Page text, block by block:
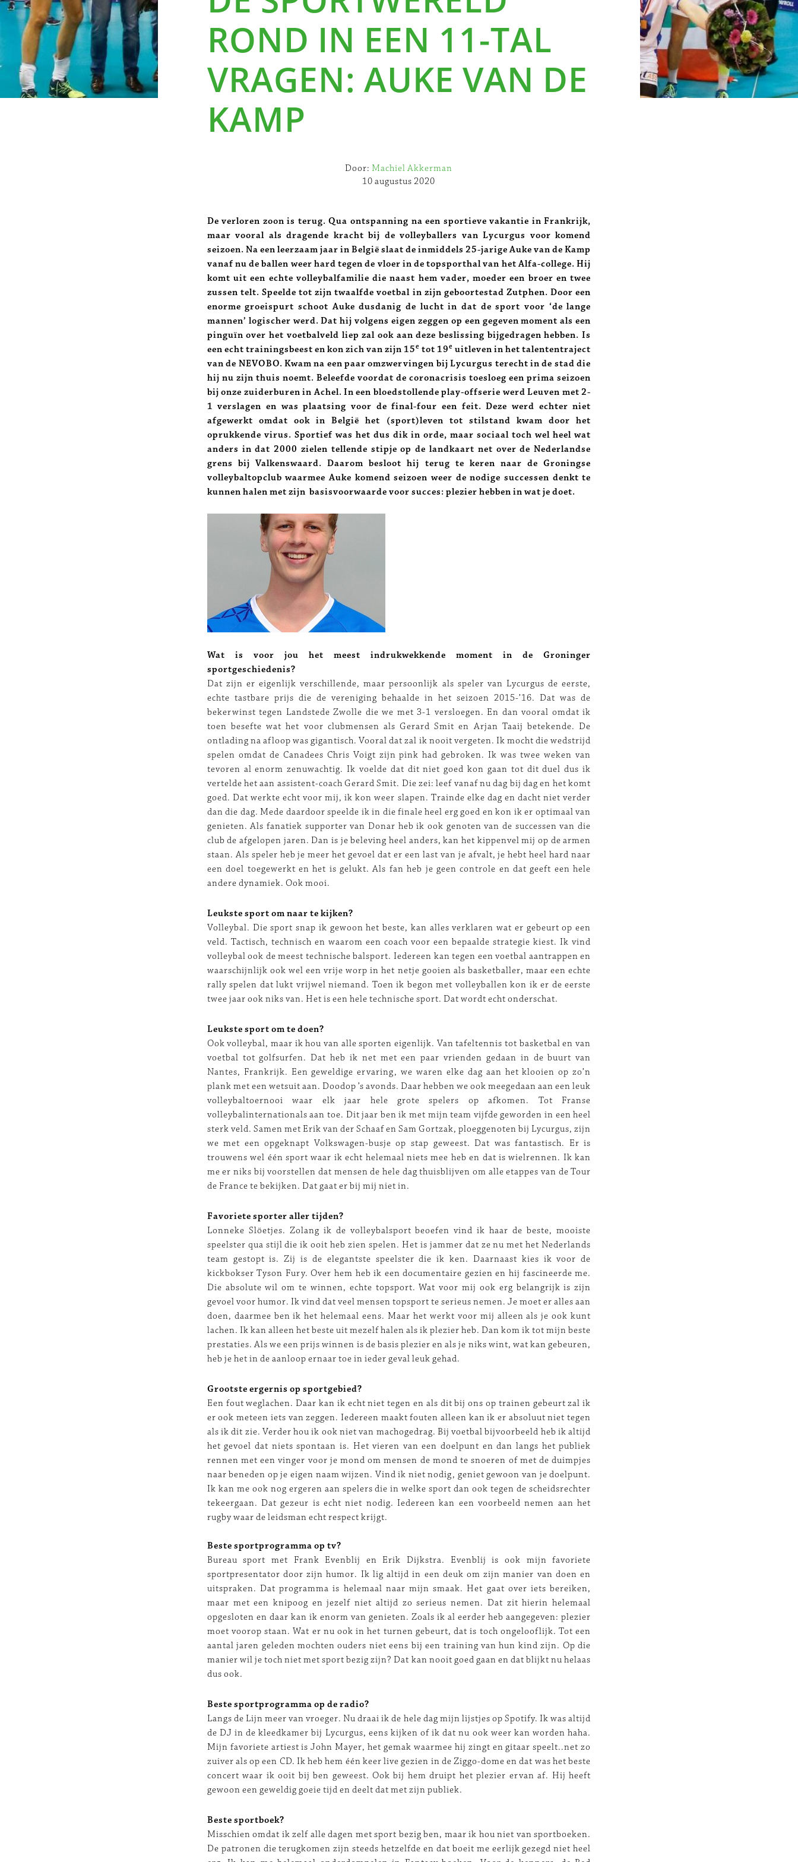
ROND IN EEN 11-TAL
VRAGEN: AUKE VAN DE
KAMP
Door:Machiel Akkerman
10 augustus 2020
De verloren zoon is terug. Qua ontspanning na een sportieve vakantie in Frankrijk,
maar vooral als dragende kracht bij de volleyballers van Lycurgus voor komend
seizoen. Na een leerzaam jaar in België slaat de inmiddels 25-jarige Auke van de Kamp
vanaf nu de ballen weer hard tegen de vloer in de topsporthal van het Alfa-college. Hij
komt uit een echte volleybalfamilie die naast hem vader, moeder een broer en twee
zussen telt. Speelde tot zijn twaalfde voetbal in zijn geboortestad Zutphen. Door een
enorme groeispurt schoot Auke dusdanig de lucht in dat de sport voor ‘de lange
mannen’ logischer werd. Dat hij volgens eigen zeggen op een gegeven moment als een
pinguïn over het voetbalveld liep zal ook aan deze beslissing bijgedragen hebben. Is
een echt trainingsbeest en kon zich van zijn 15e tot 19e uitleven in het talententraject
van de NEVOBO. Kwam na een paar omzwervingen bij Lycurgus terecht in de stad die
hij nu zijn thuis noemt. Beleefde voordat de coronacrisis toesloeg een prima seizoen
bij onze zuiderburen in Achel. In een bloedstollende play-offserie werd Leuven met 2-
1 verslagen en was plaatsing voor de final-four een feit. Deze werd echter niet
afgewerkt omdat ook in België het (sport)leven tot stilstand kwam door het
oprukkende virus. Sportief was het dus dik in orde, maar sociaal toch wel heel wat
anders in dat 2000 zielen tellende stipje op de landkaart net over de Nederlandse
grens bij Valkenswaard. Daarom besloot hij terug te keren naar de Groningse
volleybaltopclub waarmee Auke komend seizoen weer de nodige successen denkt te
kunnen halen met zijn basisvoorwaarde voor succes: plezier hebben in wat je doet.
Wat is voor jou het meest indrukwekkende moment in de Groninger
sportgeschiedenis?
Dat zijn er eigenlijk verschillende, maar persoonlijk als speler van Lycurgus de eerste,
echte tastbare prijs die de vereniging behaalde in het seizoen 2015-’16. Dat was de
bekerwinst tegen Landstede Zwolle die we met 3-1 versloegen. En dan vooral omdat ik
toen besefte wat het voor clubmensen als Gerard Smit en Arjan Taaij betekende. De
ontlading na afloop was gigantisch. Vooral dat zal ik nooit vergeten. Ik mocht die wedstrijd
spelen omdat de Canadees Chris Voigt zijn pink had gebroken. Ik was twee weken van
tevoren al enorm zenuwachtig. Ik voelde dat dit niet goed kon gaan tot dit duel dus ik
vertelde het aan assistent-coach Gerard Smit. Die zei: leef vanaf nu dag bij dag en het komt
goed. Dat werkte echt voor mij, ik kon weer slapen. Trainde elke dag en dacht niet verder
dan die dag. Mede daardoor speelde ik in die finale heel erg goed en kon ik er optimaal van
genieten. Als fanatiek supporter van Donar heb ik ook genoten van de successen van die
club de afgelopen jaren. Dan is je beleving heel anders, kan het kippenvel mij op de armen
staan. Als speler heb je meer het gevoel dat er een last van je afvalt, je hebt heel hard naar
een doel toegewerkt en het is gelukt. Als fan heb je geen controle en dat geeft een hele
andere dynamiek. Ook mooi.
Leukste sport om naar te kijken?
Volleybal. Die sport snap ik gewoon het beste, kan alles verklaren wat er gebeurt op een
veld. Tactisch, technisch en waarom een coach voor een bepaalde strategie kiest. Ik vind
volleybal ook de meest technische balsport. Iedereen kan tegen een voetbal aantrappen en
waarschijnlijk ook wel een vrije worp in het netje gooien als basketballer, maar een echte
rally spelen dat lukt vrijwel niemand. Toen ik begon met volleyballen kon ik er de eerste
twee jaar ook niks van. Het is een hele technische sport. Dat wordt echt onderschat.
Leukste sport om te doen?
Ook volleybal, maar ik hou van alle sporten eigenlijk. Van tafeltennis tot basketbal en van
voetbal tot golfsurfen. Dat heb ik net met een paar vrienden gedaan in de buurt van
Nantes, Frankrijk. Een geweldige ervaring, we waren elke dag aan het klooien op zo’n
plank met een wetsuit aan. Doodop ’s avonds. Daar hebben we ook meegedaan aan een leuk
volleybaltoernooi waar elk jaar hele grote spelers op afkomen. Tot Franse
volleybalinternationals aan toe. Dit jaar ben ik met mijn team vijfde geworden in een heel
sterk veld. Samen met Erik van der Schaaf en Sam Gortzak, ploeggenoten bij Lycurgus, zijn
we met een opgeknapt Volkswagen-busje op stap geweest. Dat was fantastisch. Er is
trouwens wel één sport waar ik echt helemaal niets mee heb en dat is wielrennen. Ik kan
me er niks bij voorstellen dat mensen de hele dag thuisblijven om alle etappes van de Tour
de France te bekijken. Dat gaat er bij mij niet in.
Favoriete sporter aller tijden?
Lonneke Slöetjes. Zolang ik de volleybalsport beoefen vind ik haar de beste, mooiste
speelster qua stijl die ik ooit heb zien spelen. Het is jammer dat ze nu met het Nederlands
team gestopt is. Zij is de elegantste speelster die ik ken. Daarnaast kies ik voor de
kickbokser Tyson Fury. Over hem heb ik een documentaire gezien en hij fascineerde me.
Die absolute wil om te winnen, echte topsport. Wat voor mij ook erg belangrijk is zijn
gevoel voor humor. Ik vind dat veel mensen topsport te serieus nemen. Je moet er alles aan
doen, daarmee ben ik het helemaal eens. Maar het werkt voor mij alleen als je ook kunt
lachen. Ik kan alleen het beste uit mezelf halen als ik plezier heb. Dan kom ik tot mijn beste
prestaties. Als we een prijs winnen is de basis plezier en als je niks wint, wat kan gebeuren,
heb je het in de aanloop ernaar toe in ieder geval leuk gehad.
Grootste ergernis op sportgebied?
Een fout weglachen. Daar kan ik echt niet tegen en als dit bij ons op trainen gebeurt zal ik
er ook meteen iets van zeggen. Iedereen maakt fouten alleen kan ik er absoluut niet tegen
als ik dit zie. Verder hou ik ook niet van machogedrag. Bij voetbal bijvoorbeeld heb ik altijd
het gevoel dat niets spontaan is. Het vieren van een doelpunt en dan langs het publiek
rennen met een vinger voor je mond om mensen de mond te snoeren of met de duimpjes
naar beneden op je eigen naam wijzen. Vind ik niet nodig, geniet gewoon van je doelpunt.
Ik kan me ook nog ergeren aan spelers die in welke sport dan ook tegen de scheidsrechter
tekeergaan. Dat gezeur is echt niet nodig. Iedereen kan een voorbeeld nemen aan het
rugby waar de leidsman echt respect krijgt.
Beste sportprogramma op tv?
Bureau sport met Frank Evenblij en Erik Dijkstra. Evenblij is ook mijn favoriete
sportpresentator door zijn humor. Ik lig altijd in een deuk om zijn manier van doen en
uitspraken. Dat programma is helemaal naar mijn smaak. Het gaat over iets bereiken,
maar met een knipoog en jezelf niet altijd zo serieus nemen. Dat zit hierin helemaal
opgesloten en daar kan ik enorm van genieten. Zoals ik al eerder heb aangegeven: plezier
moet voorop staan. Wat er nu ook in het turnen gebeurt, dat is toch ongelooflijk. Tot een
aantal jaren geleden mochten ouders niet eens bij een training van hun kind zijn. Op die
manier wil je toch niet met sport bezig zijn? Dat kan nooit goed gaan en dat blijkt nu helaas
dus ook.
Beste sportprogramma op de radio?
Langs de Lijn meer van vroeger. Nu draai ik de hele dag mijn lijstjes op Spotify. Ik was altijd
de DJ in de kleedkamer bij Lycurgus, eens kijken of ik dat nu ook weer kan worden haha.
Mijn favoriete artiest is John Mayer, het gemak waarmee hij zingt en gitaar speelt..net zo
zuiver als op een CD. Ik heb hem één keer live gezien in de Ziggo-dome en dat was het beste
concert waar ik ooit bij ben geweest. Ook bij hem druipt het plezier ervan af. Hij heeft
gewoon een geweldig goeie tijd en deelt dat met zijn publiek.
Beste sportboek?
Misschien omdat ik zelf alle dagen met sport bezig ben, maar ik hou niet van sportboeken.
De patronen die terugkomen zijn steeds hetzelfde en dat boeit me eerlijk gezegd niet heel